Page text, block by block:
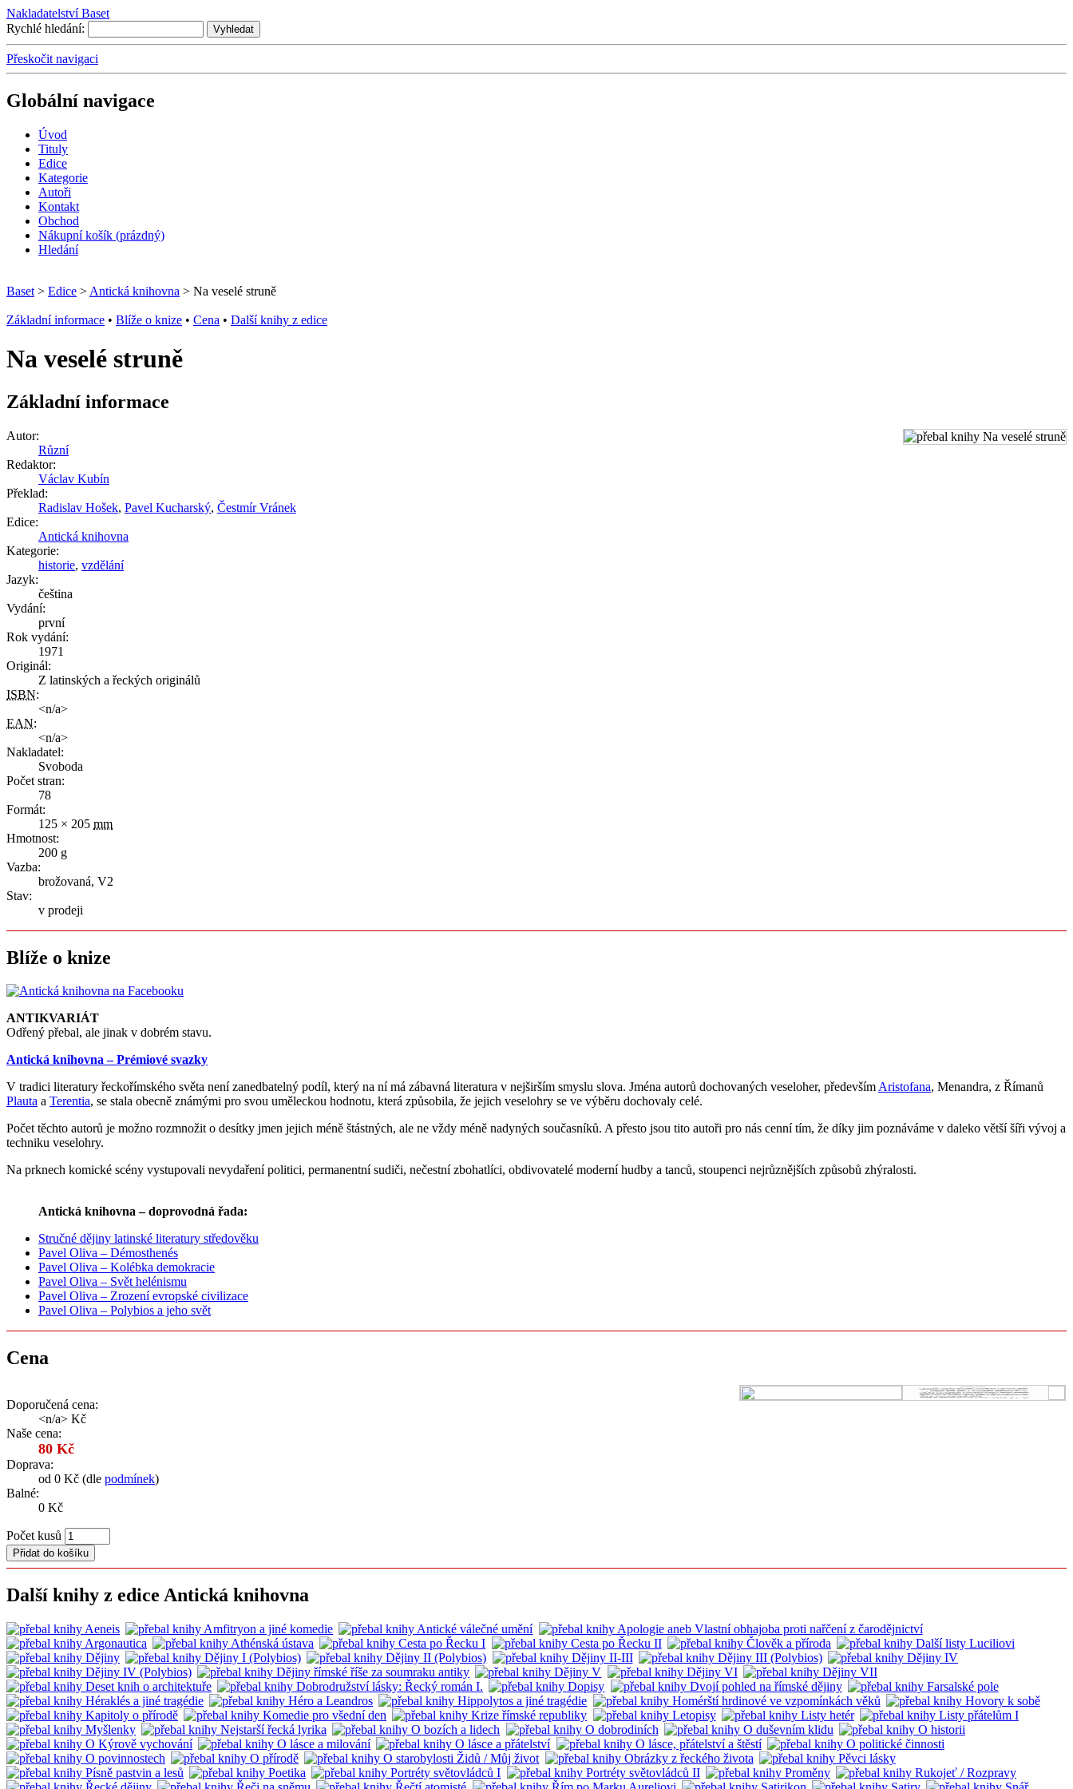
Nakladatelství Baset
Rychlé hledání:
Přeskočit navigaci
Globální navigace
Úvod
Tituly
Edice
Kategorie
Autoři
Kontakt
Obchod
Nákupní košík (prázdný)
Hledání
Baset > Edice > Antická knihovna > Na veselé struně
Základní informace • Blíže o knize • Cena • Další knihy z edice
Na veselé struně
Základní informace
Autor:
Různí
Redaktor:
Václav Kubín
Překlad:
Radislav Hošek, Pavel Kucharský, Čestmír Vránek
Edice:
Antická knihovna
Kategorie:
historie, vzdělání
Jazyk:
čeština
Vydání:
první
Rok vydání:
1971
Originál:
Z latinských a řeckých originálů
ISBN:
<n/a>
EAN:
<n/a>
Nakladatel:
Svoboda
Počet stran:
78
Formát:
125 × 205 mm
Hmotnost:
200 g
Vazba:
brožovaná, V2
Stav:
v prodeji
Blíže o knize
ANTIKVARIÁT
Odřený přebal, ale jinak v dobrém stavu.
Antická knihovna – Prémiové svazky
V tradici literatury řeckořímského světa není zanedbatelný podíl, který na ní má zábavná literatura v nejširším smyslu slova. Jména autorů dochovaných veseloher, předevšímAristofana, Menandra, z Římanů
Plauta a Terentia, se stala obecně známými pro svou uměleckou hodnotu, která způsobila, že jejich veselohry se ve výběru dochovaly celé.
Počet těchto autorů je možno rozmnožit o desítky jmen jejich méně štástných, ale ne vždy méně nadyných současníků. A přesto jsou tito autoři pro nás cenní tím, že díky jim poznáváme v daleko větší šíři vývoj a
techniku veselohry.
Na prknech komické scény vystupovali nevydaření politici, permanentní sudiči, nečestní zbohatlíci, obdivovatelé moderní hudby a tanců, stoupenci nejrůznějších způsobů zhýralosti.
Antická knihovna – doprovodná řada:
Stručné dějiny latinské literatury středověku
Pavel Oliva – Démosthenés
Pavel Oliva – Kolébka demokracie
Pavel Oliva – Svět helénismu
Pavel Oliva – Zrození evropské civilizace
Pavel Oliva – Polybios a jeho svět
Cena
Doporučená cena:
<n/a> Kč
Naše cena:
80 Kč
Doprava:
od 0 Kč (dle podmínek)
Balné:
0 Kč
Počet kusů
Další knihy z edice Antická knihovna